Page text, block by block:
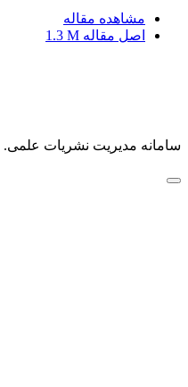
مشاهده مقاله
اصل مقاله 1.3 M
سامانه مدیریت نشریات علمی.